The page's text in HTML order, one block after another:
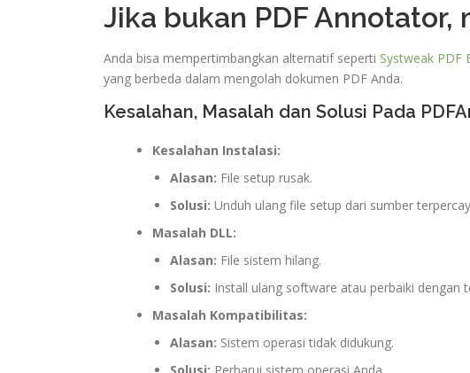
Jika bukan PDF Annotator,
Anda bisa mempertimbangkan alternatif seperti Systweak PDF
yang berbeda dalam mengolah dokumen PDF Anda.
Kesalahan, Masalah dan Solusi Pada
Kesalahan Instalasi:
Alasan: File setup rusak.
Solusi: Unduh ulang file setup dari sumber
Masalah DLL:
Alasan: File sistem hilang.
Solusi: Install ulang software atau perbaiki dengan
Masalah Kompatibilitas:
Alasan: Sistem operasi tidak didukung.